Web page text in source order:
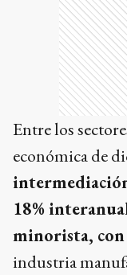
Entre los
económica de
18%
minorista, con
industria